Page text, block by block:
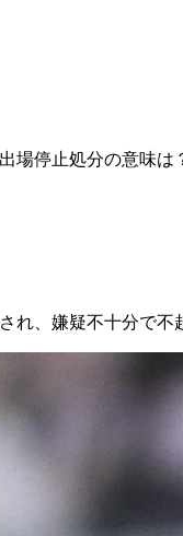
場停止処分の意味は
、嫌疑不十分で